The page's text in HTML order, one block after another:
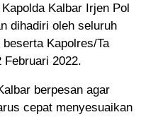
Kalbar Irjen Pol
dihadiri oleh seluruh
Kapolres/Ta
Februari 2022.
berpesan agar
cepat menyesuaikan